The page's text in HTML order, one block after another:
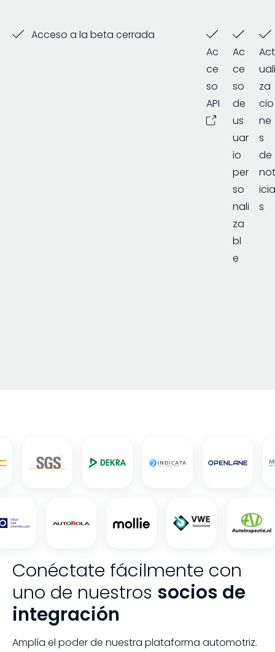
Acceso a la beta cerrada
Ac
ce
so
API
Ac
ce
so
de
us
uar
io
per
so
nali
za
bl
e
Act
za
cio
ne
s
de
s
Conéctate fácilmente con
uno de nuestros socios de
integración
Amplía el poder de nuestra plataforma automotriz.